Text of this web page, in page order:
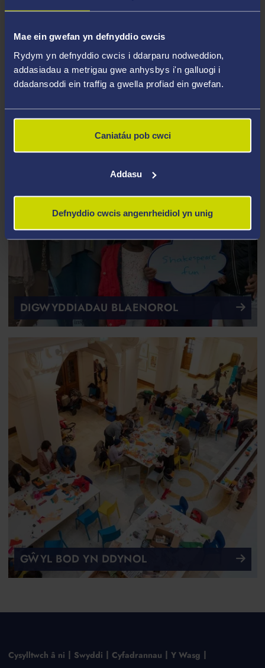
Mae ein gwefan yn defnyddio cwcis
Rydym yn defnyddio cwcis i ddarparu nodweddion,
addasiadau a metrigau gwe anhysbys i'n galluogi i
ddadansoddi ein traffig a gwella profiad ein gwefan.
Caniatáu pob cwci
Addasu
Defnyddio cwcis angenrheidiol yn unig
ABERFAN: THE GREEN HOLLOW
darllediad i nodi 60 mlynedd a sesiwn holi ac ateb
DIGWYDDIADAU BLAENOROL
GŴYL BOD YN DDYNOL
Cysylltwch â ni Swyddi Cyfadrannau Y Wasg